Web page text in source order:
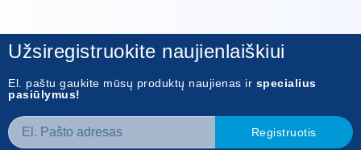
Užsiregistruokite naujienlaiškiui
El. paštu gaukite mūsų produktų naujienas ir specialius
pasiūlymus!
Registruotis